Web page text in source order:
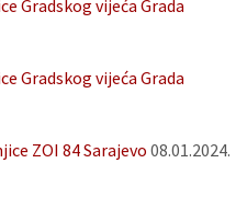
Gradskog vijeća Grada
Gradskog vijeća Grada
ZOI 84 Sarajevo 08.01.2024.